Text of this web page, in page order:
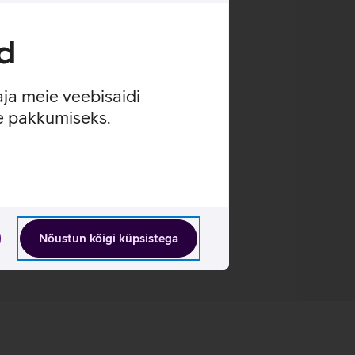
meie veebisaidi
pakkumiseks.
Nõustun kõigi küpsistega